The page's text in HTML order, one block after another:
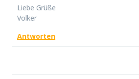
Liebe Grüße
Volker
Antworten